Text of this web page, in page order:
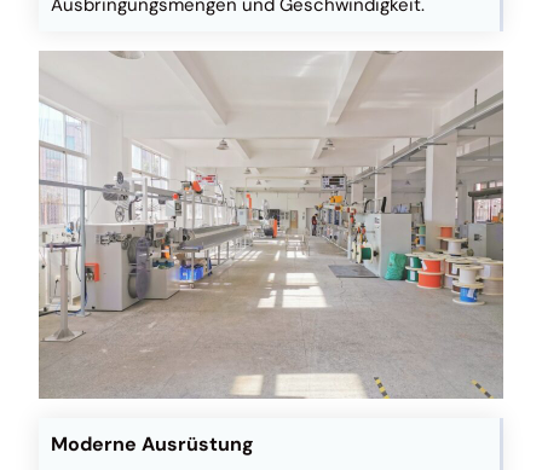
Ausbringungsmengen und Geschwindigkeit.
Moderne Ausrüstung